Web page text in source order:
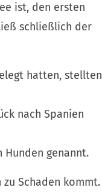
ist, den ersten
schließlich der
hatten, stellten
nach Spanien
Hunden genannt.
Schaden kommt.